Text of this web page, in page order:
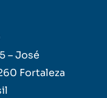
– José
Fortaleza